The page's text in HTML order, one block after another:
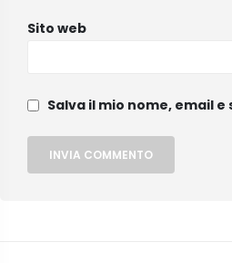
Sito web
Salva il mio nome, email